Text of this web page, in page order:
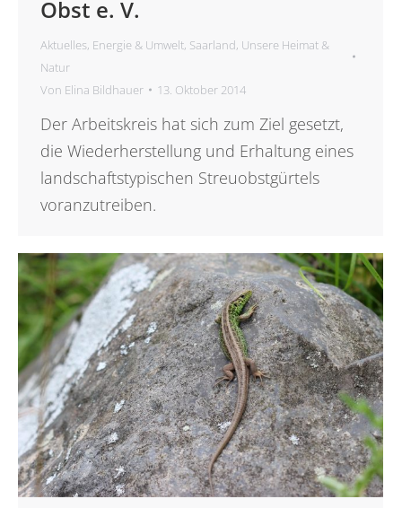
Obst e. V.
Aktuelles, Energie & Umwelt, Saarland, Unsere Heimat &
Natur
Von Elina Bildhauer 13. Oktober 2014
Der Arbeitskreis hat sich zum Ziel gesetzt,
die Wiederherstellung und Erhaltung eines
landschaftstypischen Streuobstgürtels
voranzutreiben.